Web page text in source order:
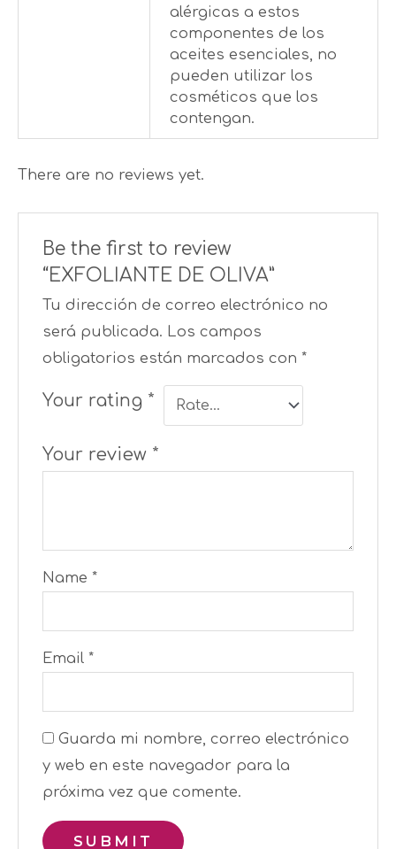
alérgicas a estos
componentes de los
aceites esenciales, no
pueden utilizar los
cosméticos que los
contengan.
There are no reviews yet.
Be the first to review
“EXFOLIANTE DE OLIVA”
Tu dirección de correo electrónico no
será publicada. Los campos
obligatorios están marcados con*
Your rating *
Your review *
Name *
Email *
Guarda mi nombre, correo electrónico
y web en este navegador para la
próxima vez que comente.